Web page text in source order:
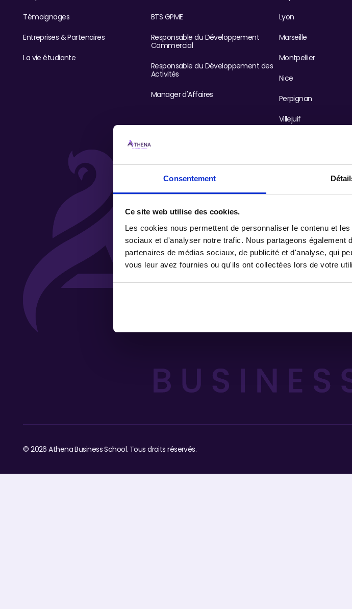
Consentement
Ce site web utilise des cookies.
Les cookies nous permettent de personnaliser le contenu et
sociaux et d'analyser notre trafic. Nous partageons
partenaires de médias sociaux, de publicité et d'analyse, qui
vous leur avez fournies ou qu'ils ont collectées lors de votre
Témoignages
Entreprises & Partenaires
La vie étudiante
BTS GPME
Responsable du Développement
Commercial
Responsable du Développement des
Activités
Manager d'Affaires
Lyon
Marseille
Montpellier
Nice
Perpignan
Villejuif
©2026 Athena Business School. Tous droits réservés.